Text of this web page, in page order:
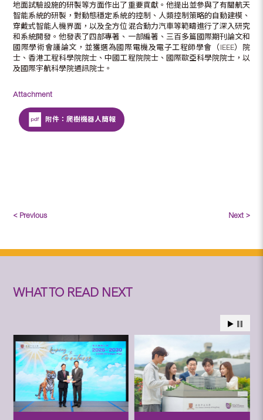
地面試驗設施的研製等方面作出了重要貢獻。他提出並參與了有關航天
智能系統的研製，對動態穩定系統的控制、人類控制策略的自動建模、
穿戴式智能人機界面，以及全方位混合動力汽車等範疇進行了深入研究
和系統開發。他發表了四部專著、一部編著、三百多篇國際期刊論文和
國際學術會議論文，並獲選為國際電機及電子工程師學會（IEEE）院
士、香港工程科學院院士、中國工程院院士、國際歐亞科學院院士，以
及國際宇航科學院通訊院士。
Attachment
附件：爬樹機器人簡報
< Previous Next >
WHAT TO READ NEXT